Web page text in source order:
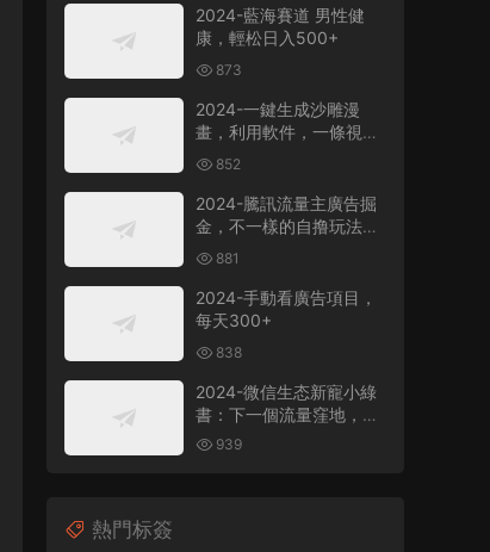
錄
2024-藍海賽道 男性健
康，輕松日入500+
873
2024-一鍵生成沙雕漫
畫，利用軟件，一條視頻
播放12W+，單日變現
1000+
852
2024-騰訊流量主廣告掘
金，不一樣的自撸玩法，
日賺500-1000+，無設備
要求
881
2024-手動看廣告項目，
每天300+
838
2024-微信生态新寵小綠
書：下一個流量窪地，粉
絲質量超高，日引
939
熱門标簽